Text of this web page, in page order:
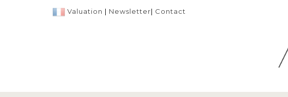
Valuation | Newsletter| Contact